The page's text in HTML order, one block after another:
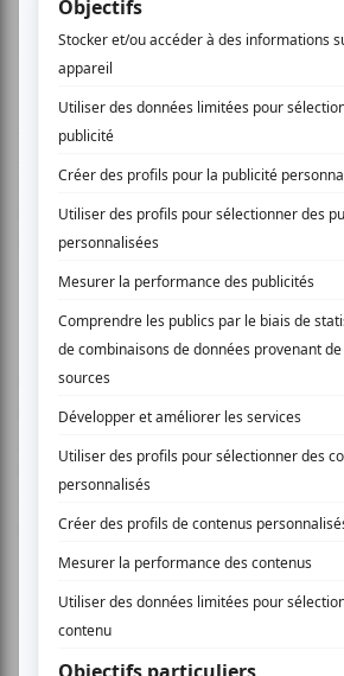
entre notes vibrantes, secousses
silences
Jouées à six mains, les musiques
sont partagées entre savantes
interprétations de traditions qui
racontant la Palestine. Pincées sur les
arabes, elles expriment harmonie,
Poétique, splendide, riche et varié,
natale, érudit, classique et traditionnel
passé ancestral des siècles, le
magnifiques improvisations qui
Occident sur un souffle délicat de
raffiné et intense.
Site officiel